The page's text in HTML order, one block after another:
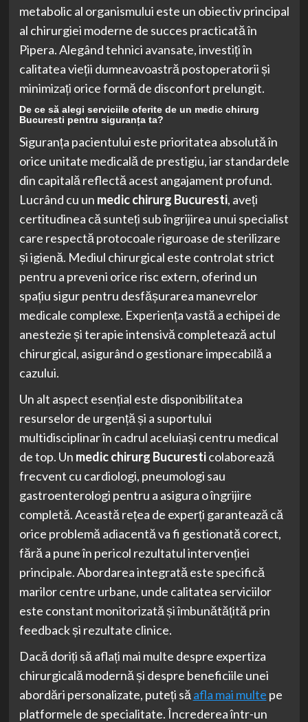
metabolic al organismului este un obiectiv principal
al chirurgiei moderne de succes practicată în
Pipera. Alegând tehnici avansate, investiți în
calitatea vieții dumneavoastră postoperatorii și
minimizați orice formă de disconfort prelungit.
De ce să alegi serviciile oferite de un medic chirurg
Bucuresti pentru siguranța ta?
Siguranța pacientului este prioritatea absolută în
orice unitate medicală de prestigiu, iar standardele
din capitală reflectă acest angajament profund.
Lucrând cu un medic chirurg Bucuresti, aveți
certitudinea că sunteți sub îngrijirea unui specialist
care respectă protocoale riguroase de sterilizare
și igienă. Mediul chirurgical este controlat strict
pentru a preveni orice risc extern, oferind un
spațiu sigur pentru desfășurarea manevrelor
medicale complexe. Experiența vastă a echipei de
anestezie și terapie intensivă completează actul
chirurgical, asigurând o gestionare impecabilă a
cazului.
Un alt aspect esențial este disponibilitatea
resurselor de urgență și a suportului
multidisciplinar în cadrul aceluiași centru medical
de top. Un medic chirurg Bucuresticolaborează
frecvent cu cardiologi, pneumologi sau
gastroenterologi pentru a asigura o îngrijire
completă. Această rețea de experți garantează că
orice problemă adiacentă va fi gestionată corect,
fără a pune în pericol rezultatul intervenției
principale. Abordarea integrată este specifică
marilor centre urbane, unde calitatea serviciilor
este constant monitorizată și îmbunătățită prin
feedback și rezultate clinice.
Dacă doriți să aflați mai multe despre expertiza
chirurgicală modernă și despre beneficiile unei
abordări personalizate, puteți să afla mai multe pe
platformele de specialitate. Încrederea într-un